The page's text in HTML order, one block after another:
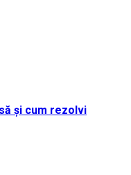
și cum rezolvi